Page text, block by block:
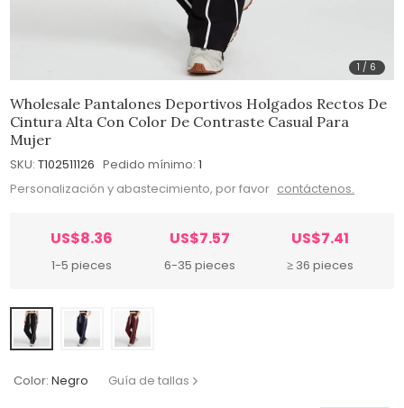
1 / 6
Wholesale Pantalones Deportivos Holgados Rectos De
Cintura Alta Con Color De Contraste Casual Para
Mujer
SKU: T102511126 Pedido mínimo: 1
Personalización y abastecimiento, por favor contáctenos.
US$8.36
1-5 pieces
US$7.57
6-35 pieces
US$7.41
≥ 36 pieces
Color: Negro Guía de tallas